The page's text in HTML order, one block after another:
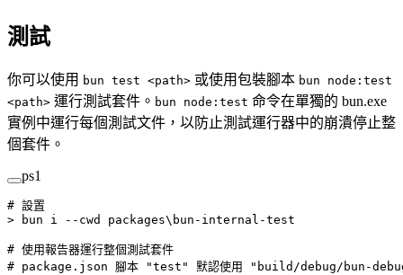
測試
你可以使用 bun test <path> 或使用包裝腳本 bun node:test
<path> 運行測試套件。 bun node:test 命令在單獨的 bun.exe
實例中運行每個測試文件，以防止測試運行器中的崩潰停止整
個套件。
ps1
# 設置
> bun i -- cwd packages\bun - internal -test
# 使用報告器運行整個測試套件
# package.json 腳本 "test" 默認使用 "build/debug/bun-